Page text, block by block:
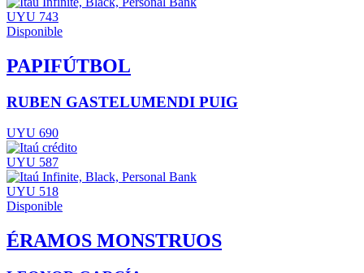
UYU 743
Disponible
PAPIFÚTBOL
RUBEN GASTELUMENDI PUIG
UYU 690
UYU 587
UYU 518
Disponible
ÉRAMOS MONSTRUOS